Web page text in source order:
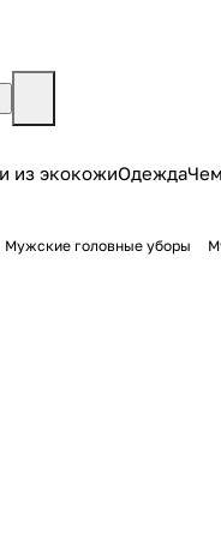
из экокожиОдежда
Мужские головные уборы